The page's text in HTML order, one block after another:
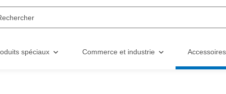
spéciaux Commerce et industrie